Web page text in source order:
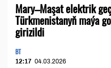
Mary–Maşat elektrik
Türkmenistanyň maýa
girizildi
BT
12:17 04.03.2026